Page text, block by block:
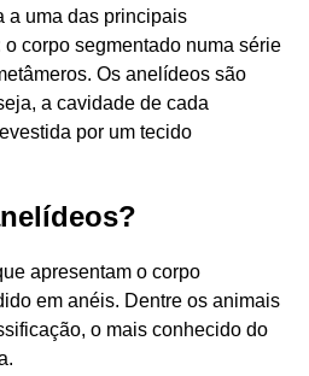
a uma das principais
corpo segmentado numa série
Os anelídeos são
a cavidade de cada
por um tecido
apresentam o corpo
em anéis. Dentre os animais
o mais conhecido do